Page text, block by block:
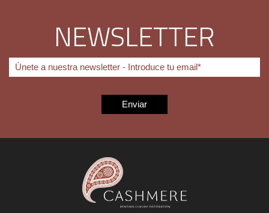
NEWSLETTER